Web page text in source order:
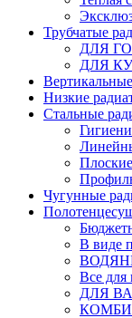
Трубчатые
ДЛЯ
ДЛЯ
Низкие
Стальные
Плоские
Чугунные
В виде
Все для
ДЛЯ